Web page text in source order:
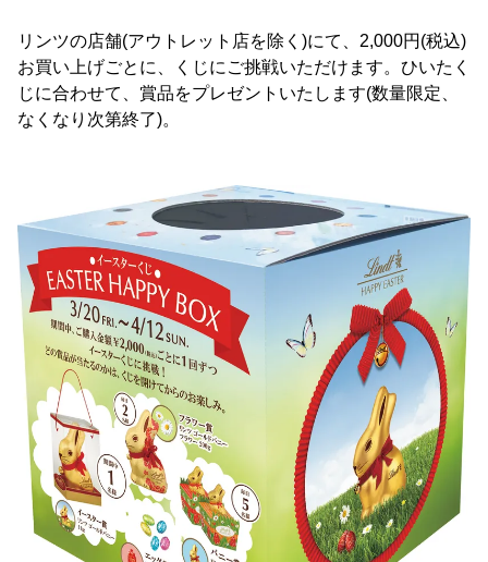
リンツの店舗(アウトレット店を除く)にて、2,000円(税込)
お買い上げごとに、くじにご挑戦いただけます。ひいたく
じに合わせて、賞品をプレゼントいたします(数量限定、
なくなり次第終了)。